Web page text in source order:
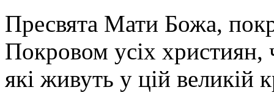
Пресвята Мати Божа,
Покровом усіх християн,
які живуть у цій великій